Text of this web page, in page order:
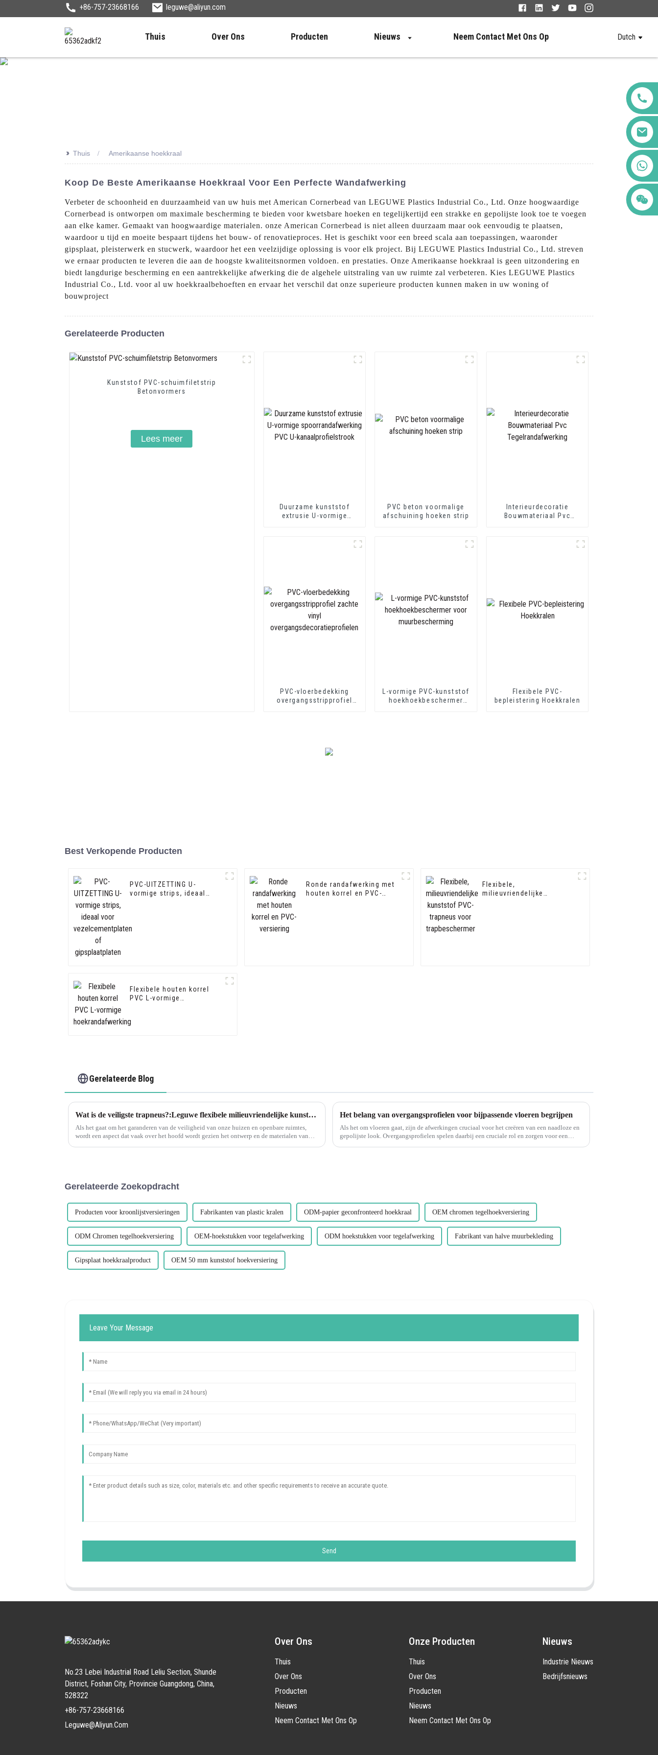
+86-757-23668166 leguwe@aliyun.com
Thuis Over Ons Producten Nieuws Neem Contact Met Ons Op Dutch
+86 123456789122
>> Thuis Amerikaanse hoekkraal
Koop De Beste Amerikaanse Hoekkraal Voor Een Perfecte Wandafwerking
Verbeter de schoonheid en duurzaamheid van uw huis met American Cornerbead van LEGUWE Plastics Industrial Co., Ltd. Onze hoogwaardige
Cornerbead is ontworpen om maximale bescherming te bieden voor kwetsbare hoeken en tegelijkertijd een strakke en gepolijste look toe te voegen
aan elke kamer. Gemaakt van hoogwaardige materialen. onze American Cornerbead is niet alleen duurzaam maar ook eenvoudig te plaatsen,
waardoor u tijd en moeite bespaart tijdens het bouw- of renovatieproces. Het is geschikt voor een breed scala aan toepassingen, waaronder
gipsplaat, pleisterwerk en stucwerk, waardoor het een veelzijdige oplossing is voor elk project. Bij LEGUWE Plastics Industrial Co., Ltd. streven
we ernaar producten te leveren die aan de hoogste kwaliteitsnormen voldoen. en prestaties. Onze Amerikaanse hoekkraal is geen uitzondering en
biedt langdurige bescherming en een aantrekkelijke afwerking die de algehele uitstraling van uw ruimte zal verbeteren. Kies LEGUWE Plastics
Industrial Co., Ltd. voor al uw hoekkraalbehoeften en ervaar het verschil dat onze superieure producten kunnen maken in uw woning of
bouwproject
Gerelateerde Producten
Kunststof PVC-schuimfiletstrip
Betonvormers
Lees meer
Duurzame kunststof
extrusie U-vormige
PVC beton voormalige
afschuining hoeken strip
Interieurdecoratie
Bouwmateriaal Pvc
PVC-vloerbedekking
overgangsstripprofiel
L-vormige PVC-kunststof
hoekhoekbeschermer
Flexibele PVC-
bepleistering Hoekkralen
Best Verkopende Producten
PVC-UITZETTING U-
vormige strips, ideaal
Ronde randafwerking met
houten korrel en PVC-
Flexibele,
milieuvriendelijke
Flexibele houten korrel
PVC L-vormige
Gerelateerde Blog
Wat is de veiligste trapneus?:Leguwe flexibele milieuvriendelijke kunststof PVC trapgesp
Als het gaat om het garanderen van de veiligheid van onze huizen en openbare ruimtes,
wordt een aspect dat vaak over het hoofd wordt gezien het ontwerp en de materialen van
Het belang van overgangsprofielen voor bijpassende vloeren begrijpen
Als het om vloeren gaat, zijn de afwerkingen cruciaal voor het creëren van een naadloze en
gepolijste look. Overgangsprofielen spelen daarbij een cruciale rol en zorgen voor een
Gerelateerde Zoekopdracht
Producten voor kroonlijstversieringen Fabrikanten van plastic kralen ODM-papier geconfronteerd hoekkraal OEM chromen tegelhoekversiering
ODM Chromen tegelhoekversiering OEM-hoekstukken voor tegelafwerking ODM hoekstukken voor tegelafwerking Fabrikant van halve muurbekleding
Gipsplaat hoekkraalproduct OEM 50 mm kunststof hoekversiering
Leave Your Message
Send
No.23 Lebei Industrial Road Leliu Section, Shunde
District, Foshan City, Provincie Guangdong, China,
528322
+86-757-23668166
Leguwe@aliyun.com
Over Ons
Thuis
Over Ons
Producten
Nieuws
Neem Contact Met Ons Op
Onze Producten
Thuis
Over Ons
Producten
Nieuws
Neem Contact Met Ons Op
Nieuws
Industrie Nieuws
Bedrijfsnieuws